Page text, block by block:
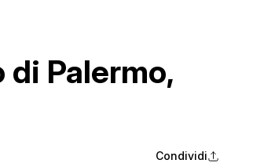
Palermo,
Condividi